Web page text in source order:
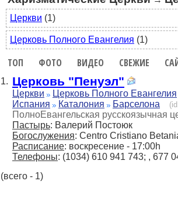
Церкви (1)
Церковь Полного Евангелия (1)
ТОП ФОТО ВИДЕО СВЕЖИЕ
1. Церковь "Пенуэл"
Церкви
Церковь Полного Евангелия
Испания
Каталония Барселона
ПолноEвангельская русскоязычная
Пастырь: Валерий Постоюк
Богослужения: Centro Cristiano
Расписание: воскресение - 17:00h
Телефоны: (1034) 610 941 743; , 677
(всего - 1)